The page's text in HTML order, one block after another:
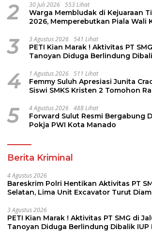
2 30 Juli 2026 553 Lihat
Warga Membludak di Kejuaraan
2026, Memperebutkan Piala Wali
3 3 Agustus 2026 541 Lihat
PETI Kian Marak ! Aktivitas PT
Tanoyan Diduga Berlindung
4 1 Agustus 2026 511 Lihat
Femmy Suluh Apresiasi Junita
Siswi SMKS Kristen 2 Tomohon
5 4 Agustus 2026 488 Lihat
Forward Sulut Resmi Bergabung
Pokja PWI Kota Manado
Berita Kriminal
4 Agustus 2026
Bareskrim Polri Hentikan Aktivitas PT
Selatan, Lima Unit Excavator Turut
3 Agustus 2026
PETI Kian Marak ! Aktivitas PT SMG di
Tanoyan Diduga Berlindung Dibalik IUP